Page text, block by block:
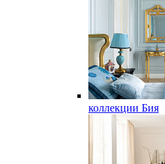
коллекции Бия